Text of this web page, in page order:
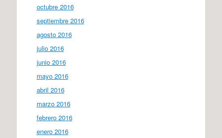
octubre 2016
septiembre 2016
agosto 2016
julio 2016
junio 2016
mayo 2016
abril 2016
marzo 2016
febrero 2016
enero 2016